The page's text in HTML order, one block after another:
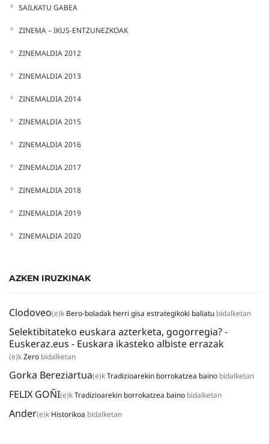
SAILKATU GABEA
ZINEMA – IKUS-ENTZUNEZKOAK
ZINEMALDIA 2012
ZINEMALDIA 2013
ZINEMALDIA 2014
ZINEMALDIA 2015
ZINEMALDIA 2016
ZINEMALDIA 2017
ZINEMALDIA 2018
ZINEMALDIA 2019
ZINEMALDIA 2020
AZKEN IRUZKINAK
Clodoveo(e)k Bero-boladak herri gisa estrategikoki baliatu bidalketan
Selektibitateko euskara azterketa, gogorregia? -
Euskeraz.eus - Euskara ikasteko albiste errazak
(e)kZero bidalketan
Gorka Bereziartua(e)kTradizioarekin borrokatzea baino bidalketan
FELIX GOÑI(e)kTradizioarekin borrokatzea baino bidalketan
Ander(e)k Historikoa bidalketan